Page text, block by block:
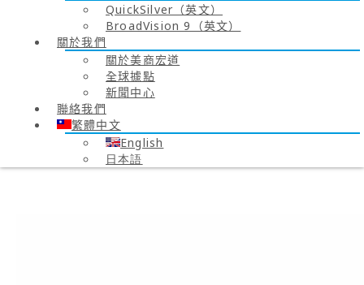
QuickSilver（英文）
BroadVision 9（英文）
關於我們
關於美商宏道
全球據點
新聞中心
聯絡我們
繁體中文
English
日本語